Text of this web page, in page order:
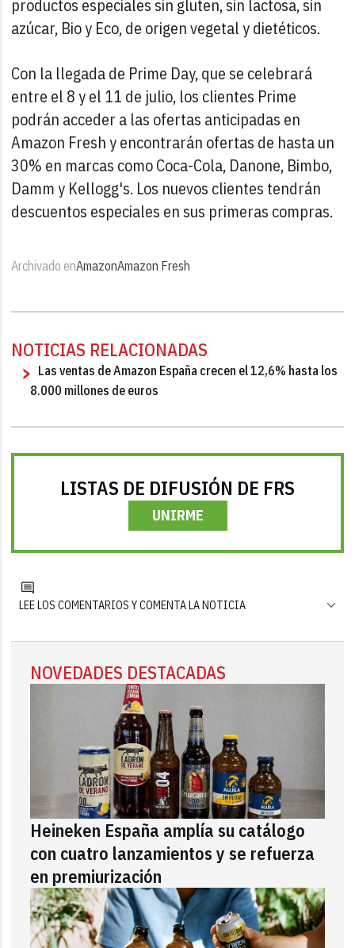
productos especiales sin gluten, sin lactosa, sin
azúcar, Bio y Eco, de origen vegetal y dietéticos.
Con la llegada de Prime Day, que se celebrará
entre el 8 y el 11 de julio, los clientes Prime
podrán acceder a las ofertas anticipadas en
Amazon Fresh y encontrarán ofertas de hasta un
30% en marcas como Coca-Cola, Danone, Bimbo,
Damm y Kellogg's. Los nuevos clientes tendrán
descuentos especiales en sus primeras compras.
Archivado enAmazonAmazon Fresh
NOTICIAS RELACIONADAS
Las ventas de Amazon España crecen el 12,6% hasta los
8.000 millones de euros
LISTAS DE DIFUSIÓN DE FRS
UNIRME
LEE LOS COMENTARIOS Y COMENTA LA NOTICIA
NOVEDADES DESTACADAS
Heineken España amplía su catálogo
con cuatro lanzamientos y se refuerza
en premiurización